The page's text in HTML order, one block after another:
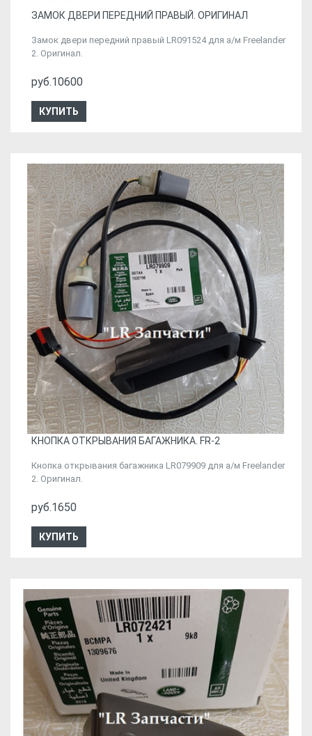
ЗАМОК ДВЕРИ ПЕРЕДНИЙ ПРАВЫЙ. ОРИГИНАЛ
Замок двери передний правый LR091524 для а/м Freelander
2. Оригинал.
руб.10600
КУПИТЬ
КНОПКА ОТКРЫВАНИЯ БАГАЖНИКА. FR-2
Кнопка открывания багажника LR079909 для а/м Freelander
2. Оригинал.
руб.1650
КУПИТЬ